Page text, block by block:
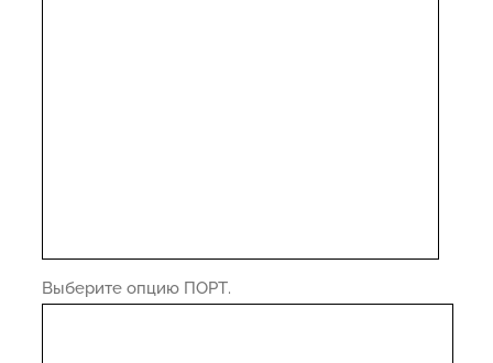
Выберите опцию ПОРТ.